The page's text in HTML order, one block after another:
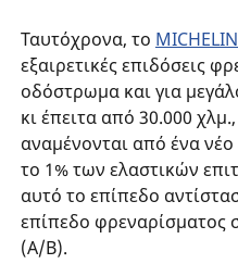
Ταυτόχρονα, το
εξαιρετικές επιδόσεις
οδόστρωμα και για
κι έπειτα από 30.000
αναμένονται από ένα
το 1% των ελαστικών
αυτό το επίπεδο
επίπεδο φρεναρίσματος
(A/B).